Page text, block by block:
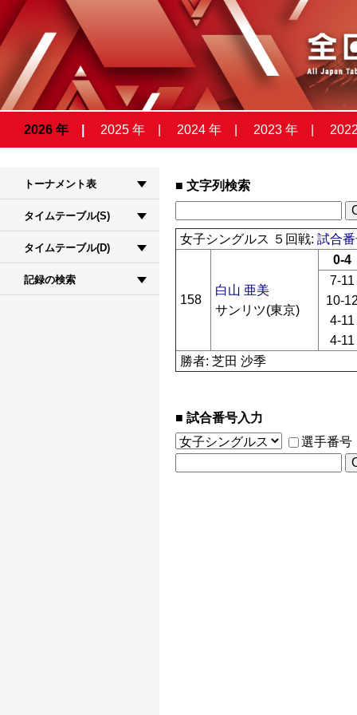
2026 年 2025 年 2024 年 2023 年
トーナメント表
タイムテーブル(S)
タイムテーブル(D)
記録の検索
文字列検索
女子シングルス ５回戦:試合
158
白山 亜美
サンリツ(東京)
0-4
7-11
10-
4-11
4-11
勝者: 芝田 沙季
試合番号入力
選手番号